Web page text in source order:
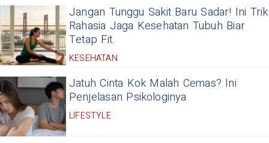
Jangan Tunggu Sakit Baru Sadar! Ini Trik
Rahasia Jaga Kesehatan Tubuh Biar
Tetap Fit.
KESEHATAN
Jatuh Cinta Kok Malah Cemas? Ini
Penjelasan Psikologinya
LIFESTYLE